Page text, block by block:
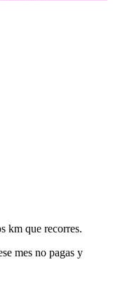
km que recorres.
mes no pagas y